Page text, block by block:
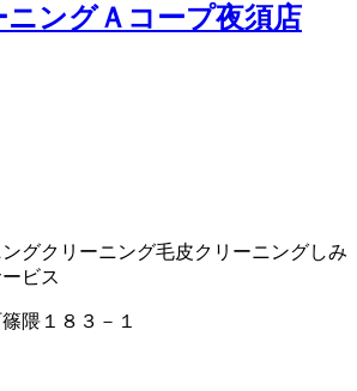
ングＡコープ夜須店
グクリーニング毛皮クリーニングしみ
ビス
隈１８３－１